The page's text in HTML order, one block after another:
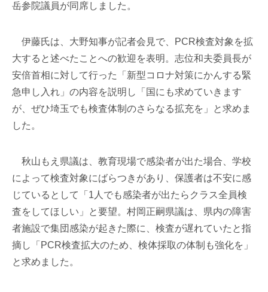
岳参院議員が同席しました。
伊藤氏は、大野知事が記者会見で、PCR検査対象を拡
大すると述べたことへの歓迎を表明。志位和夫委員長が
安倍首相に対して行った「新型コロナ対策にかんする緊
急申し入れ」の内容を説明し「国にも求めていきます
が、ぜひ埼玉でも検査体制のさらなる拡充を」と求めま
した。
秋山もえ県議は、教育現場で感染者が出た場合、学校
によって検査対象にばらつきがあり、保護者は不安に感
じているとして「1人でも感染者が出たらクラス全員検
査をしてほしい」と要望。村岡正嗣県議は、県内の障害
者施設で集団感染が起きた際に、検査が遅れていたと指
摘し「PCR検査拡大のため、検体採取の体制も強化を」
と求めました。